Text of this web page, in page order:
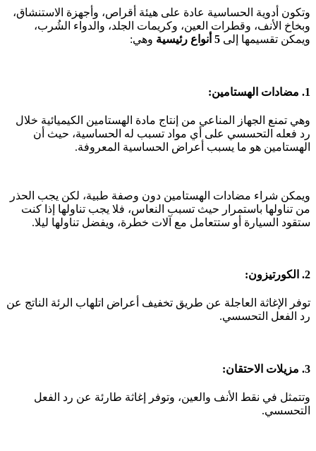
وتكون أدوية الحساسية عادة على هيئة أقراص، وأجهزة الاستنشاق،
وبخاخ الأنف، وقطرات العين، وكريمات الجلد، والدواء الشُرب،
ويمكن تقسيمها إلى 5 أنواع رئيسية وهي:
1. مضادات الهستامين:
وهي تمنع الجهاز المناعي من إنتاج مادة الهستامين الكيميائية خلال
رد فعله التحسسي على أي مواد تسبب له الحساسية، حيث أن
الهستامين هو ما يسبب أعراض الحساسية المعروفة.
ويمكن شراء مضادات الهستامين دون وصفة طبية، لكن يجب الحذر
من تناولها باستمرار حيث تسبب النعاس، فلا يجب تناولها إذا كنت
ستقود السيارة أو ستتعامل مع آلات خطرة، ويفضل تناولها ليلا.
2. الكورتيزون:
توفر الإغاثة العاجلة عن طريق تخفيف أعراض اتلهاب الرئة الناتج عن
رد الفعل التحسسي.
3. مزيلات الاحتقان:
وتتمثل في نقط الأنف والعين، وتوفر إغاثة طارئة عن رد الفعل
التحسسي.